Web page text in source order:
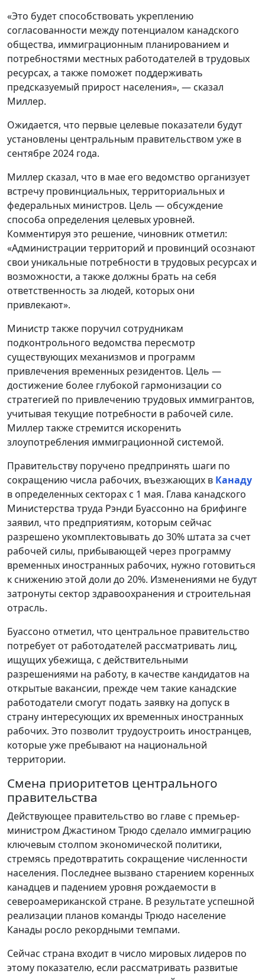
«Это будет способствовать укреплению
согласованности между потенциалом канадского
общества, иммиграционным планированием и
потребностями местных работодателей в трудовых
ресурсах, а также поможет поддерживать
предсказуемый прирост населения», — сказал
Миллер.
Ожидается, что первые целевые показатели будут
установлены центральным правительством уже в
сентябре 2024 года.
Миллер сказал, что в мае его ведомство организует
встречу провинциальных, территориальных и
федеральных министров. Цель — обсуждение
способа определения целевых уровней.
Комментируя это решение, чиновник отметил:
«Администрации территорий и провинций осознают
свои уникальные потребности в трудовых ресурсах и
возможности, а также должны брать на себя
ответственность за людей, которых они
привлекают».
Министр также поручил сотрудникам
подконтрольного ведомства пересмотр
существующих механизмов и программ
привлечения временных резидентов. Цель —
достижение более глубокой гармонизации со
стратегией по привлечению трудовых иммигрантов,
учитывая текущие потребности в рабочей силе.
Миллер также стремится искоренить
злоупотребления иммиграционной системой.
Правительству поручено предпринять шаги по
сокращению числа рабочих, въезжающих в Канаду
в определенных секторах с 1 мая. Глава канадского
Министерства труда Рэнди Буассонно на брифинге
заявил, что предприятиям, которым сейчас
разрешено укомплектовывать до 30% штата за счет
рабочей силы, прибывающей через программу
временных иностранных рабочих, нужно готовиться
к снижению этой доли до 20%. Изменениями не будут
затронуты сектор здравоохранения и строительная
отрасль.
Буассоно отметил, что центральное правительство
потребует от работодателей рассматривать лиц,
ищущих убежища, с действительными
разрешениями на работу, в качестве кандидатов на
открытые вакансии, прежде чем такие канадские
работодатели смогут подать заявку на допуск в
страну интересующих их временных иностранных
рабочих. Это позволит трудоустроить иностранцев,
которые уже пребывают на национальной
территории.
Смена приоритетов центрального
правительства
Действующее правительство во главе с премьер-
министром Джастином Трюдо сделало иммиграцию
ключевым столпом экономической политики,
стремясь предотвратить сокращение численности
населения. Последнее вызвано старением коренных
канадцев и падением уровня рождаемости в
североамериканской стране. В результате успешной
реализации планов команды Трюдо население
Канады росло рекордными темпами.
Сейчас страна входит в число мировых лидеров по
этому показателю, если рассматривать развитые